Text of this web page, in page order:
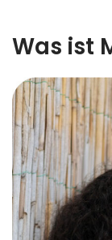
Was ist